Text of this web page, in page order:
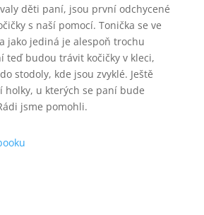
děti paní, jsou první odchycené
s naší pomocí. Tonička se ve
jako jediná je alespoň trochu
teď budou trávit kočičky v kleci,
stodoly, kde jsou zvyklé. Ještě
holky, u kterých se paní bude
jsme pomohli.